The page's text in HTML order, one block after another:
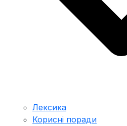
Лексика
Корисні поради